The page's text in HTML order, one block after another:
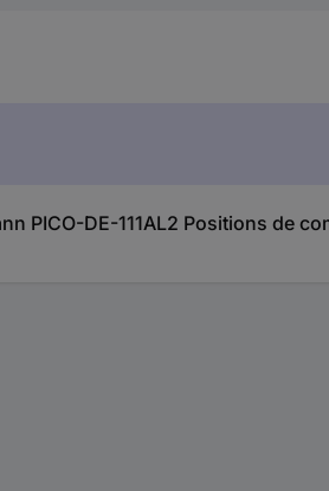
PICO-DE-111AL2 Positions de